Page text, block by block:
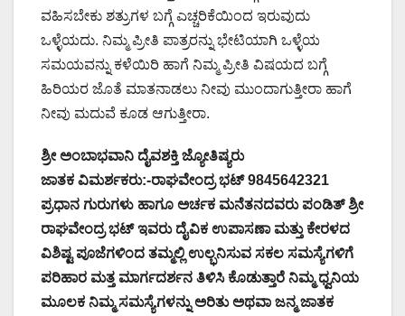
ವಹಿಸಬೇಕು ಶತ್ರುಗಳ ಬಗ್ಗೆ ಎಚ್ಚರಿಕೆಯಿಂದ ಇರುವುದು
ಒಳ್ಳೆಯದು. ನಿಮ್ಮ ಪ್ರೀತಿ ಪಾತ್ರರನ್ನು ಭೇಟಿಯಾಗಿ ಒಳ್ಳೆಯ
ಸಮಯವನ್ನು ಕಳೆಯಿರಿ ಹಾಗೆ ನಿಮ್ಮ ಪ್ರೀತಿ ವಿಷಯದ ಬಗ್ಗೆ
ಹಿರಿಯರ ಜೊತೆ ಮಾತನಾಡಲು ನೀವು ಮುಂದಾಗುತ್ತೀರಾ ಹಾಗೆ
ನೀವು ಮದುವೆ ಕೂಡ ಆಗುತ್ತೀರಾ.
ಶ್ರೀ ಅಂಬಾಭವಾನಿ ದೈವಶಕ್ತಿ ಜ್ಯೋತಿಷ್ಯರು
ಜಾತಕ ವಿಮರ್ಶಕರು:-ರಾಘವೇಂದ್ರ ಭಟ್ 9845642321
ಪ್ರಧಾನ ಗುರುಗಳು ಹಾಗೂ ಅರ್ಚಕ ಮನೆತನದವರು ಪಂಡಿತ್ ಶ್ರೀ
ರಾಘವೇಂದ್ರ ಭಟ್ ಇವರು ದೈವಿಕ ಉಪಾಸಣಾ ಮತ್ತು ಕೇರಳದ
ವಿಶಿಷ್ಟ ಪೂಜೆಗಳಿಂದ ತಮ್ಮಲ್ಲಿ ಉಲ್ಭನಿಸುವ ಸಕಲ ಸಮಸ್ಯೆಗಳಿಗೆ
ಪರಿಹಾರ ಮತ್ತ ಮಾರ್ಗದರ್ಶನ ತಿಳಿಸಿ ಕೊಡುತ್ತಾರೆ ನಿಮ್ಮ ಧ್ವನಿಯ
ಮೂಲಕ ನಿಮ್ಮ ಸಮಸ್ಯೆಗಳನ್ನು ಅರಿತು ಅಥವಾ ಜನ್ಮ ಜಾತಕ